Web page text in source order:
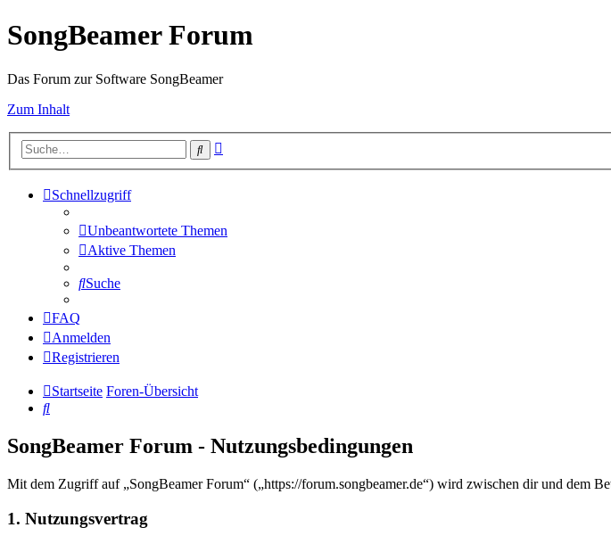
SongBeamer Forum
Das Forum zur Software SongBeamer
Zum Inhalt
Suche
Schnellzugriff
Unbeantwortete Themen
Aktive Themen
Suche
FAQ
Anmelden
Registrieren
Startseite Foren-Übersicht
Suche
SongBeamer Forum - Nutzungsbedingungen
Mit dem Zugriff auf „SongBeamer Forum“ („https://forum.songbeamer.de“) wird zwischen dir und dem
1. Nutzungsvertrag